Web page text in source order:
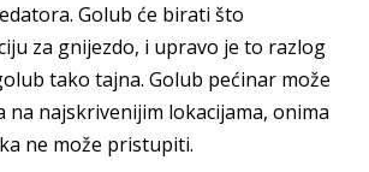
Golub će birati što
za gnijezdo, i upravo je to razlog
tako tajna. Golub pećinar može
na najskrivenijim lokacijama, onima
ne može pristupiti.